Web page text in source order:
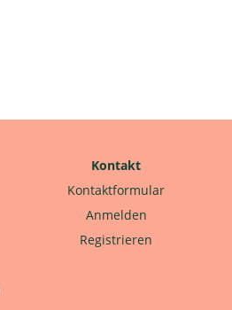
Kontakt
Kontaktformular
Anmelden
Registrieren